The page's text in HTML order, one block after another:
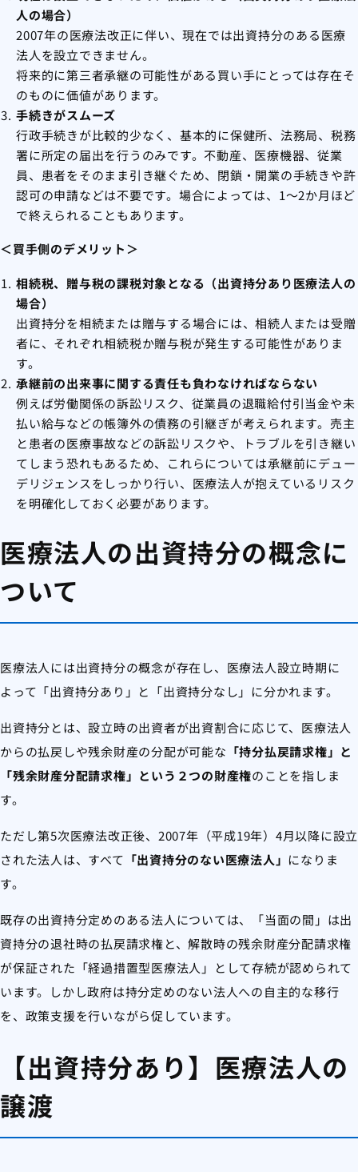
人の場合）
2007年の医療法改正に伴い、現在では出資持分のある医療
法人を設立できません。
将来的に第三者承継の可能性がある買い手にとっては存在そ
のものに価値があります。
手続きがスムーズ
行政手続きが比較的少なく、基本的に保健所、法務局、税務
署に所定の届出を行うのみです。不動産、医療機器、従業
員、患者をそのまま引き継ぐため、閉鎖・開業の手続きや許
認可の申請などは不要です。場合によっては、1～2か月ほど
で終えられることもあります。
＜買手側のデメリット＞
相続税、贈与税の課税対象となる（出資持分あり医療法人の
場合）
出資持分を相続または贈与する場合には、相続人または受贈
者に、それぞれ相続税か贈与税が発生する可能性がありま
す。
承継前の出来事に関する責任も負わなければならない
例えば労働関係の訴訟リスク、従業員の退職給付引当金や未
払い給与などの帳簿外の債務の引継ぎが考えられます。売主
と患者の医療事故などの訴訟リスクや、トラブルを引き継い
てしまう恐れもあるため、これらについては承継前にデュー
デリジェンスをしっかり行い、医療法人が抱えているリスク
を明確化しておく必要があります。
医療法人の出資持分の概念に
ついて
医療法人には出資持分の概念が存在し、医療法人設立時期に
よって「出資持分あり」と「出資持分なし」に分かれます。
出資持分とは、設立時の出資者が出資割合に応じて、医療法人
からの払戻しや残余財産の分配が可能な 「持分払戻請求権」と
「残余財産分配請求権」という２つの財産権のことを指しま
す。
ただし第5次医療法改正後、2007年（平成19年）4月以降に設立
された法人は、すべて 「出資持分のない医療法人」 になりま
す。
既存の出資持分定めのある法人については、「当面の間」は出
資持分の退社時の払戻請求権と、解散時の残余財産分配請求権
が保証された「経過措置型医療法人」として存続が認められて
います。しかし政府は持分定めのない法人への自主的な移行
を、政策支援を行いながら促しています。
【出資持分あり】医療法人の
譲渡